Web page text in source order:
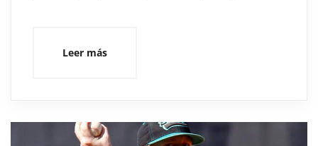
Leer más